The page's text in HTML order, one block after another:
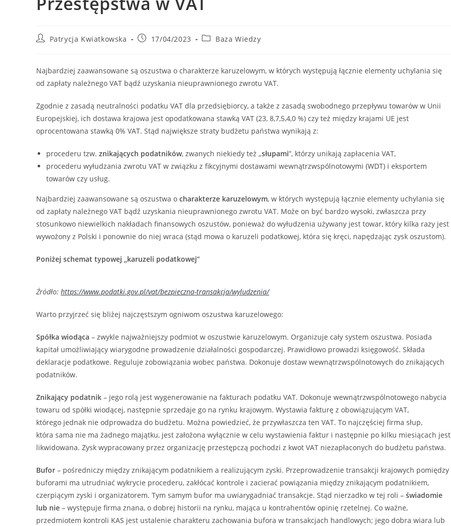
PostPatrycja Kwiatkowska
Post17/04/2023
PostBaza Wiedzy
Najbardziej zaawansowane są oszustwa o charakterze karuzelowym, w których występują łącznie elementy uchylania się
od zapłaty należnego VAT bądź uzyskania nieuprawnionego zwrotu VAT.
Zgodnie z zasadą neutralności podatku VAT dla przedsiębiorcy, a także z zasadą swobodnego przepływu towarów w Unii
Europejskiej, ich dostawa krajowa jest opodatkowana stawką VAT (23, 8,7,5,4,0 %) czy też między krajami UE jest
oprocentowana stawką 0% VAT. Stąd największe straty budżetu państwa wynikają z:
procederu tzw. znikających podatników, zwanych niekiedy też „słupami”, którzy unikają zapłacenia VAT,
procederu wyłudzania zwrotu VAT w związku z fikcyjnymi dostawami wewnątrzwspólnotowymi (WDT) i eksportem
towarów czy usług.
Najbardziej zaawansowane są oszustwa o charakterze karuzelowym, w których występują łącznie elementy uchylania się
od zapłaty należnego VAT bądź uzyskania nieuprawnionego zwrotu VAT. Może on być bardzo wysoki, zwłaszcza przy
stosunkowo niewielkich nakładach finansowych oszustów, ponieważ do wyłudzenia używany jest towar, który kilka razy jest
wywożony z Polski i ponownie do niej wraca (stąd mowa o karuzeli podatkowej, która się kręci, napędzając zysk oszustom).
Poniżej schemat typowej „karuzeli podatkowej”
Źródło: https://www.podatki.gov.pl/vat/bezpieczna-transakcja/wyludzenia/
Warto przyjrzeć się bliżej najczęstszym ogniwom oszustwa karuzelowego:
Spółka wiodąca – zwykle najważniejszy podmiot w oszustwie karuzelowym. Organizuje cały system oszustwa. Posiada
kapitał umożliwiający wiarygodne prowadzenie działalności gospodarczej. Prawidłowo prowadzi księgowość. Składa
deklaracje podatkowe. Reguluje zobowiązania wobec państwa. Dokonuje dostaw wewnątrzwspólnotowych do znikających
podatników.
Znikający podatnik – jego rolą jest wygenerowanie na fakturach podatku VAT. Dokonuje wewnątrzwspólnotowego nabycia
towaru od spółki wiodącej, następnie sprzedaje go na rynku krajowym. Wystawia fakturę z obowiązującym VAT,
którego jednak nie odprowadza do budżetu. Można powiedzieć, że przywłaszcza ten VAT. To najczęściej firma słup,
która sama nie ma żadnego majątku, jest założona wyłącznie w celu wystawienia faktur i następnie po kilku miesiącach jest
likwidowana. Zysk wypracowany przez organizację przestępczą pochodzi z kwot VAT niezapłaconych do budżetu państwa.
Bufor – pośredniczy między znikającym podatnikiem a realizującym zyski. Przeprowadzenie transakcji krajowych pomiędzy
buforami ma utrudniać wykrycie procederu, zakłócać kontrole i zacierać powiązania między znikającym podatnikiem,
czerpiącym zyski i organizatorem. Tym samym bufor ma uwiarygadniać transakcje. Stąd nierzadko w tej roli – świadomie
lub nie – występuje firma znana, o dobrej historii na rynku, mająca u kontrahentów opinię rzetelnej. Co ważne,
przedmiotem kontroli KAS jest ustalenie charakteru zachowania bufora w transakcjach handlowych; jego dobra wiara lub